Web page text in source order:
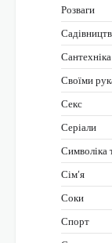
Розваги
Сантехніка
Своїми
Секс
Серіали
Символіка
Сім’я
Соки
Спорт